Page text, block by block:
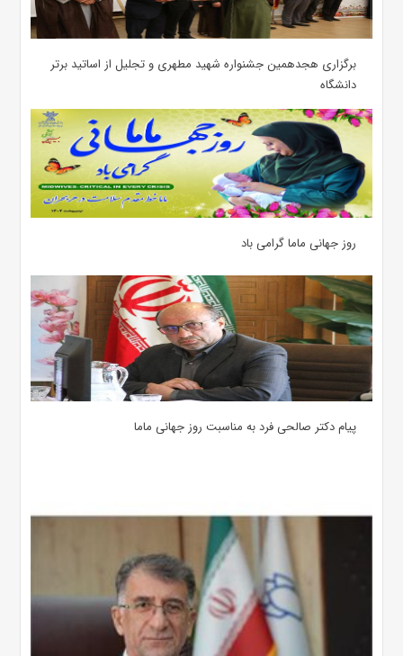
برگزاری هجدهمین جشنواره شهید مطهری و تجلیل از اساتید برتر
دانشگاه
روز جهانی ماما گرامی باد
پیام دکتر صالحی فرد به مناسبت روز جهانی ماما